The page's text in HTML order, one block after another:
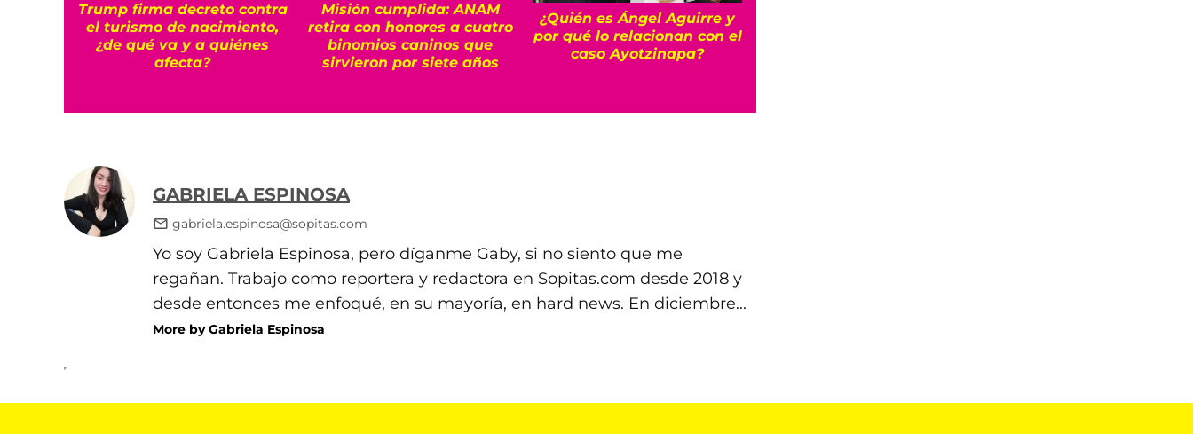
Trump firma decreto contra
el turismo de nacimiento,
¿de qué va y a quiénes
afecta?
Misión cumplida: ANAM
retira con honores a cuatro
binomios caninos que
sirvieron por siete años
¿Quién es Ángel Aguirre y
por qué lo relacionan con el
caso Ayotzinapa?
GABRIELA ESPINOSA
gabriela.espinosa@sopitas.com
Yo soy Gabriela Espinosa, pero díganme Gaby, si no siento que me
regañan. Trabajo como reportera y redactora en Sopitas.com desde 2018 y
desde entonces me enfoqué, en su mayoría, en hard news. En diciembre...
More by Gabriela Espinosa